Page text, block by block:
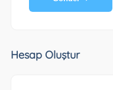
Hesap Oluştur